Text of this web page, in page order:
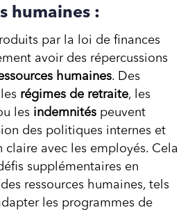
humaines :
par la loi de finances
avoir des répercussions
humaines. Des
régimes de retraite, les
les indemnités peuvent
des politiques internes et
claire avec les employés. Cela
supplémentaires en
ressources humaines, tels
les programmes de